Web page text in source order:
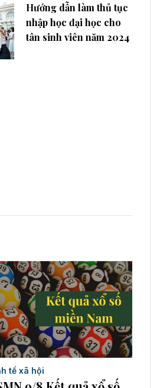
Hướng dẫn làm thủ tục
nhập học đại học cho
tân sinh viên năm 2024
tế xã hội